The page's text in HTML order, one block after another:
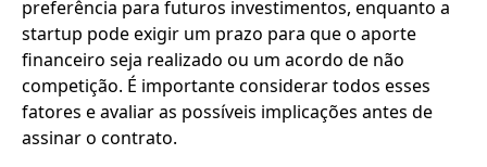
preferência para futuros investimentos, enquanto a
startup pode exigir um prazo para que o aporte
financeiro seja realizado ou um acordo de não
competição. É importante considerar todos esses
fatores e avaliar as possíveis implicações antes de
assinar o contrato.